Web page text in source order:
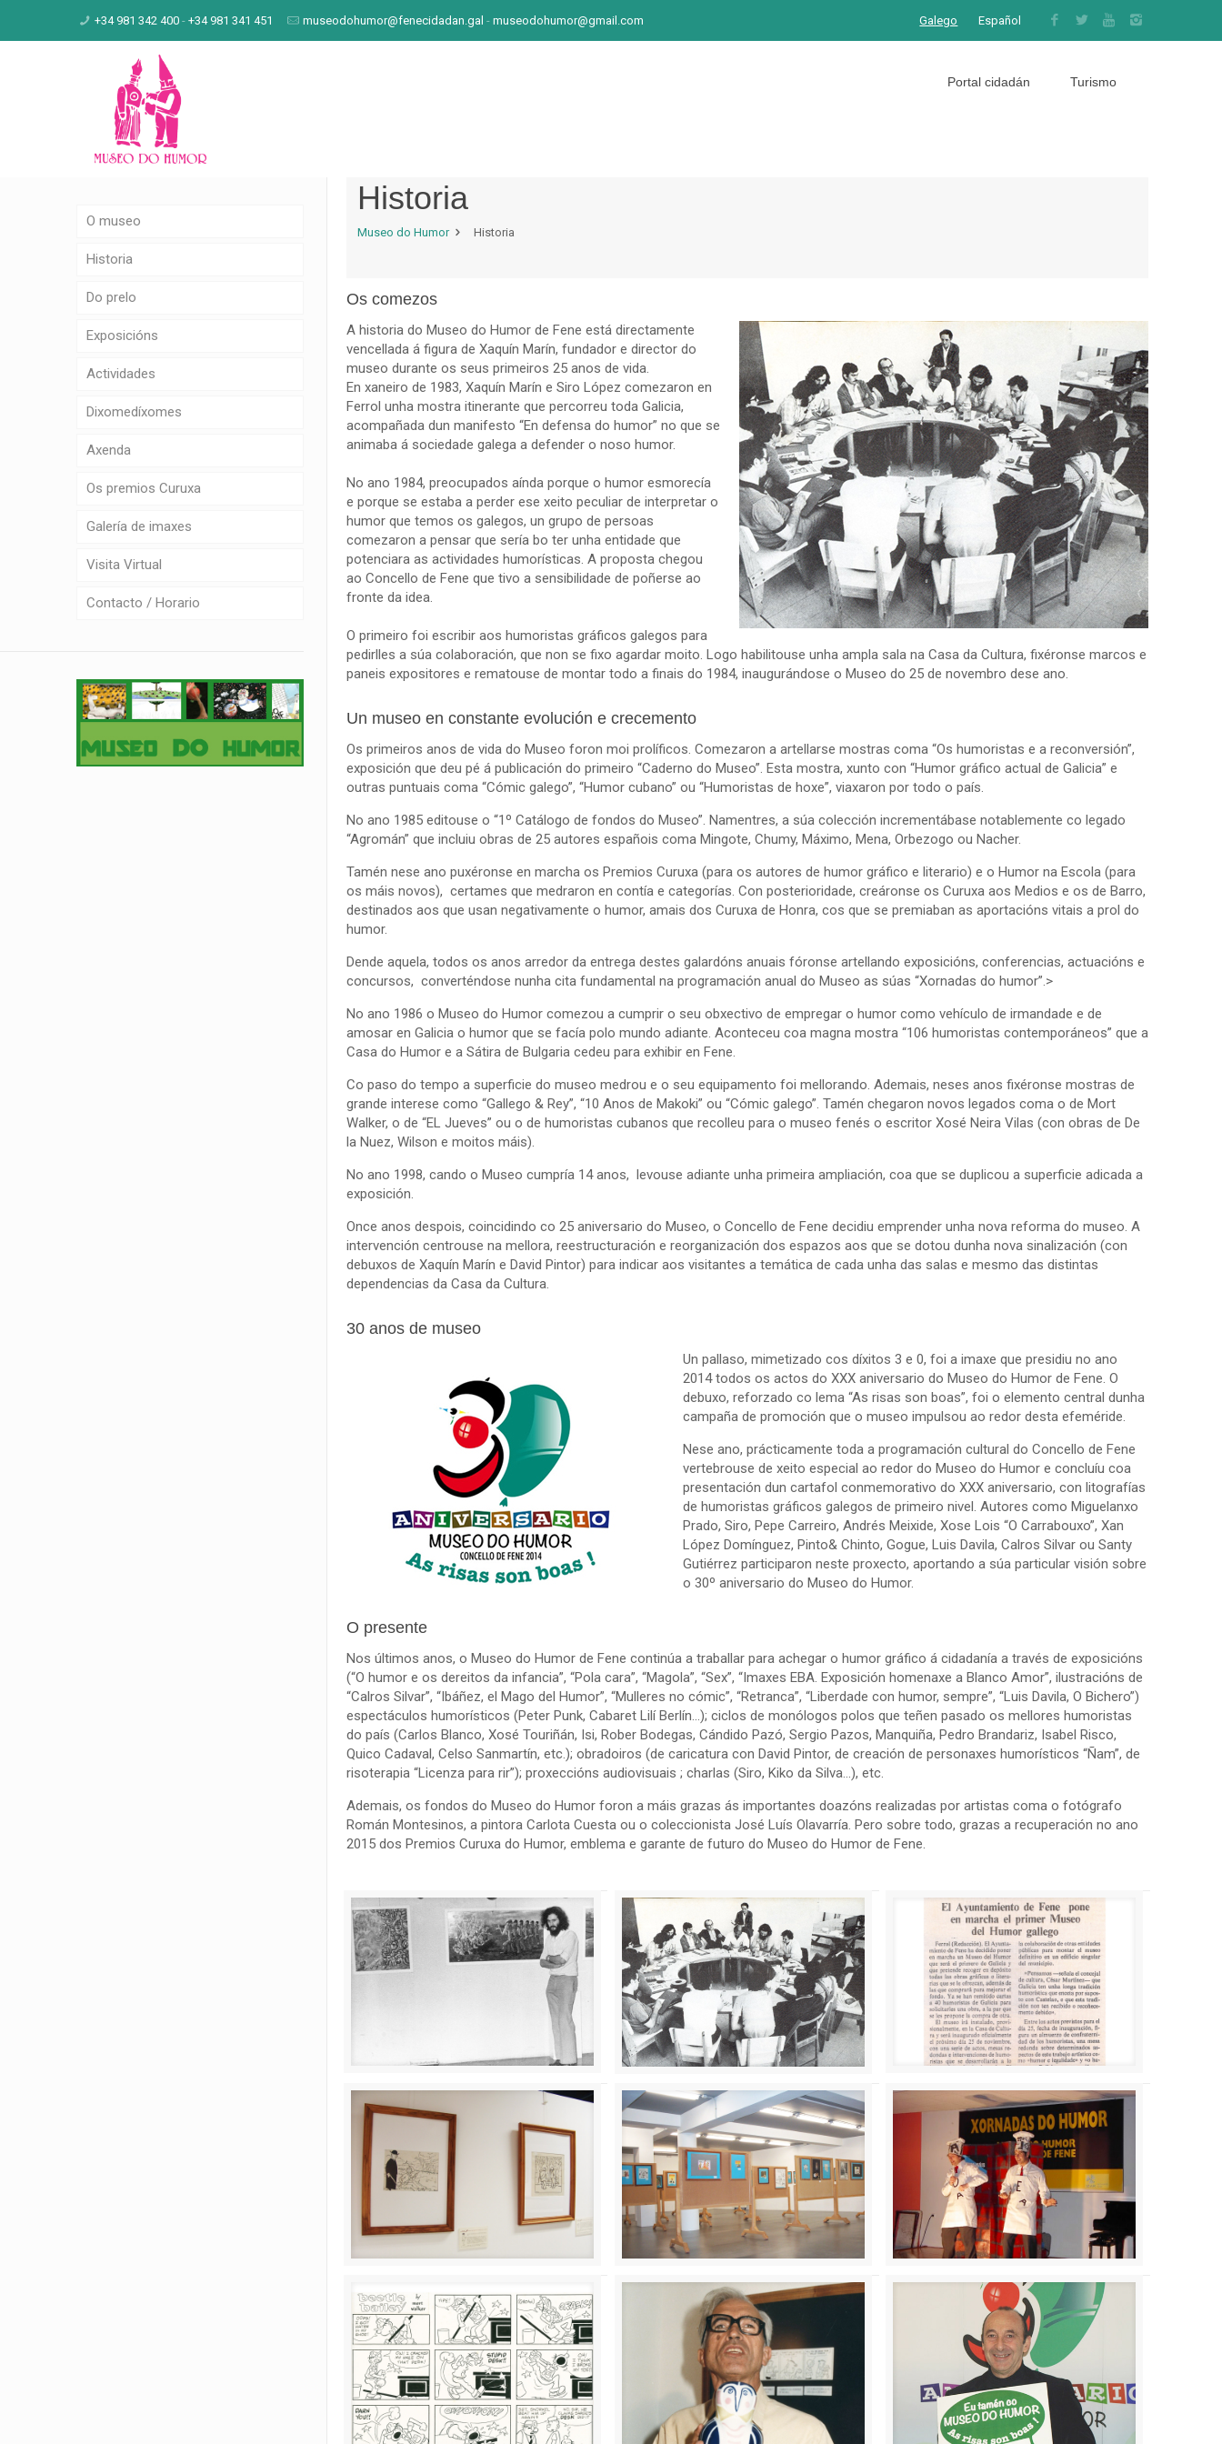
+34 981 342 400 -+34 981 341 451 museodohumor@fenecidadan.gal -museodohumor@gmail.com Galego Español
Portal cidadán Turismo
Historia
Museo do Humor Historia
Os comezos
A historia do Museo do Humor de Fene está directamente
vencellada á figura de Xaquín Marín, fundador e director do
museo durante os seus primeiros 25 anos de vida.
En xaneiro de 1983, Xaquín Marín e Siro López comezaron en
Ferrol unha mostra itinerante que percorreu toda Galicia,
acompañada dun manifesto “En defensa do humor” no que se
animaba á sociedade galega a defender o noso humor.
No ano 1984, preocupados aínda porque o humor esmorecía
e porque se estaba a perder ese xeito peculiar de interpretar o
humor que temos os galegos, un grupo de persoas
comezaron a pensar que sería bo ter unha entidade que
potenciara as actividades humorísticas. A proposta chegou
ao Concello de Fene que tivo a sensibilidade de poñerse ao
fronte da idea.
O primeiro foi escribir aos humoristas gráficos galegos para
pedirlles a súa colaboración, que non se fixo agardar moito. Logo habilitouse unha ampla sala na Casa da Cultura, fixéronse marcos e
paneis expositores e rematouse de montar todo a finais do 1984, inaugurándose o Museo do 25 de novembro dese ano.
Un museo en constante evolución e crecemento
Os primeiros anos de vida do Museo foron moi prolíficos. Comezaron a artellarse mostras coma “Os humoristas e a reconversión”,
exposición que deu pé á publicación do primeiro “Caderno do Museo”. Esta mostra, xunto con “Humor gráfico actual de Galicia” e
outras puntuais coma “Cómic galego”, “Humor cubano” ou “Humoristas de hoxe”, viaxaron por todo o país.
No ano 1985 editouse o “1º Catálogo de fondos do Museo”. Namentres, a súa colección incrementábase notablemente co legado
“Agromán” que incluiu obras de 25 autores españois coma Mingote, Chumy, Máximo, Mena, Orbezogo ou Nacher.
Tamén nese ano puxéronse en marcha os Premios Curuxa (para os autores de humor gráfico e literario) e o Humor na Escola (para
os máis novos), certames que medraron en contía e categorías. Con posterioridade, creáronse os Curuxa aos Medios e os de Barro,
destinados aos que usan negativamente o humor, amais dos Curuxa de Honra, cos que se premiaban as aportacións vitais a prol do
humor.
Dende aquela, todos os anos arredor da entrega destes galardóns anuais fóronse artellando exposicións, conferencias, actuacións e
concursos, converténdose nunha cita fundamental na programación anual do Museo as súas “Xornadas do humor”.>
No ano 1986 o Museo do Humor comezou a cumprir o seu obxectivo de empregar o humor como vehículo de irmandade e de
amosar en Galicia o humor que se facía polo mundo adiante. Aconteceu coa magna mostra “106 humoristas contemporáneos” que a
Casa do Humor e a Sátira de Bulgaria cedeu para exhibir en Fene.
Co paso do tempo a superficie do museo medrou e o seu equipamento foi mellorando. Ademais, neses anos fixéronse mostras de
grande interese como “Gallego & Rey”, “10 Anos de Makoki” ou “Cómic galego”. Tamén chegaron novos legados coma o de Mort
Walker, o de “EL Jueves” ou o de humoristas cubanos que recolleu para o museo fenés o escritor Xosé Neira Vilas (con obras de De
la Nuez, Wilson e moitos máis).
No ano 1998, cando o Museo cumpría 14 anos, levouse adiante unha primeira ampliación, coa que se duplicou a superficie adicada a
exposición.
Once anos despois, coincidindo co 25 aniversario do Museo, o Concello de Fene decidiu emprender unha nova reforma do museo. A
intervención centrouse na mellora, reestructuración e reorganización dos espazos aos que se dotou dunha nova sinalización (con
debuxos de Xaquín Marín e David Pintor) para indicar aos visitantes a temática de cada unha das salas e mesmo das distintas
dependencias da Casa da Cultura.
30 anos de museo
Un pallaso, mimetizado cos díxitos 3 e 0, foi a imaxe que presidiu no ano
2014 todos os actos do XXX aniversario do Museo do Humor de Fene. O
debuxo, reforzado co lema “As risas son boas”, foi o elemento central dunha
campaña de promoción que o museo impulsou ao redor desta efeméride.
Nese ano, prácticamente toda a programación cultural do Concello de Fene
vertebrouse de xeito especial ao redor do Museo do Humor e concluíu coa
presentación dun cartafol conmemorativo do XXX aniversario, con litografías
de humoristas gráficos galegos de primeiro nivel. Autores como Miguelanxo
Prado, Siro, Pepe Carreiro, Andrés Meixide, Xose Lois “O Carrabouxo”, Xan
López Domínguez, Pinto& Chinto, Gogue, Luis Davila, Calros Silvar ou Santy
Gutiérrez participaron neste proxecto, aportando a súa particular visión sobre
o 30º aniversario do Museo do Humor.
O presente
Nos últimos anos, o Museo do Humor de Fene continúa a traballar para achegar o humor gráfico á cidadanía a través de exposicións
(“O humor e os dereitos da infancia”, “Pola cara”, “Magola”, “Sex”, “Imaxes EBA. Exposición homenaxe a Blanco Amor”, ilustracións de
“Calros Silvar”, “Ibáñez, el Mago del Humor”, “Mulleres no cómic”, “Retranca”, “Liberdade con humor, sempre”, “Luis Davila, O Bichero”)
espectáculos humorísticos (Peter Punk, Cabaret Lilí Berlín…); ciclos de monólogos polos que teñen pasado os mellores humoristas
do país (Carlos Blanco, Xosé Touriñán, Isi, Rober Bodegas, Cándido Pazó, Sergio Pazos, Manquiña, Pedro Brandariz, Isabel Risco,
Quico Cadaval, Celso Sanmartín, etc.); obradoiros (de caricatura con David Pintor, de creación de personaxes humorísticos “Ñam”, de
risoterapia “Licenza para rir”); proxeccións audiovisuais ; charlas (Siro, Kiko da Silva…), etc.
Ademais, os fondos do Museo do Humor foron a máis grazas ás importantes doazóns realizadas por artistas coma o fotógrafo
Román Montesinos, a pintora Carlota Cuesta ou o coleccionista José Luís Olavarría. Pero sobre todo, grazas a recuperación no ano
2015 dos Premios Curuxa do Humor, emblema e garante de futuro do Museo do Humor de Fene.
O museo
Historia
Do prelo
Exposicións
Actividades
Dixomedíxomes
Axenda
Os premios Curuxa
Galería de imaxes
Visita Virtual
Contacto / Horario